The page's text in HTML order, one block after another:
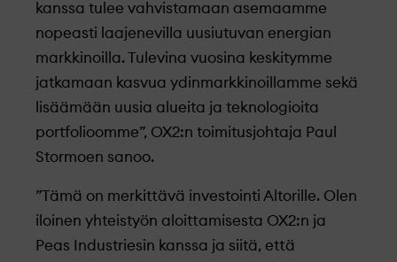
kanssa tulee vahvistamaan asemaamme
nopeasti laajenevilla uusiutuvan energian
markkinoilla. Tulevina vuosina keskitymme
jatkamaan kasvua ydinmarkkinoillamme sekä
lisäämään uusia alueita ja teknologioita
portfolioomme”, OX2:n toimitusjohtaja Paul
Stormoen sanoo.
”Tämä on merkittävä investointi Altorille. Olen
iloinen yhteistyön aloittamisesta OX2:n ja
Peas Industriesin kanssa ja siitä, että